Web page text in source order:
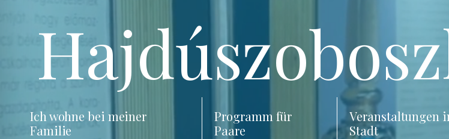
Ich wohne bei meiner
Familie
Programm für
Paare
Veranstaltungen
Stadt